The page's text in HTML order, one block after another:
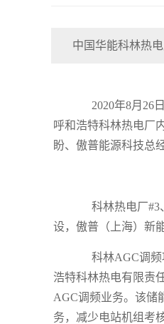
中国华能科林热
2020年8月 26
呼和浩特科林热电厂
盼、傲普能源科技总
科林热电厂#3
设，傲普（上海）新
科林AGC调频
浩特科林热电有限责
AGC调频业务。该储
务，减少电站机组考